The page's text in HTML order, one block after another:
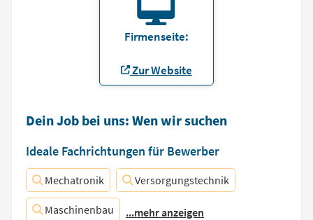
Firmenseite:
Zur Website
Dein Job bei uns: Wen wir suchen
Ideale Fachrichtungen für Bewerber
Mechatronik Versorgungstechnik
Maschinenbau ...mehr anzeigen